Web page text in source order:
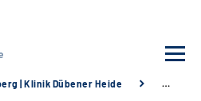
| Klinik Dübener Heide …